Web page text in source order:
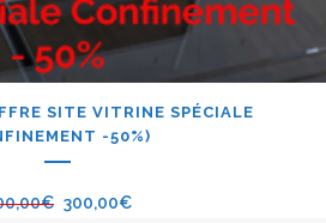
SITE VITRINE SPÉCIALE
-50%)
€ 300,00€